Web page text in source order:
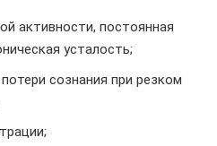
активности, постоянная
усталость;
сознания при резком